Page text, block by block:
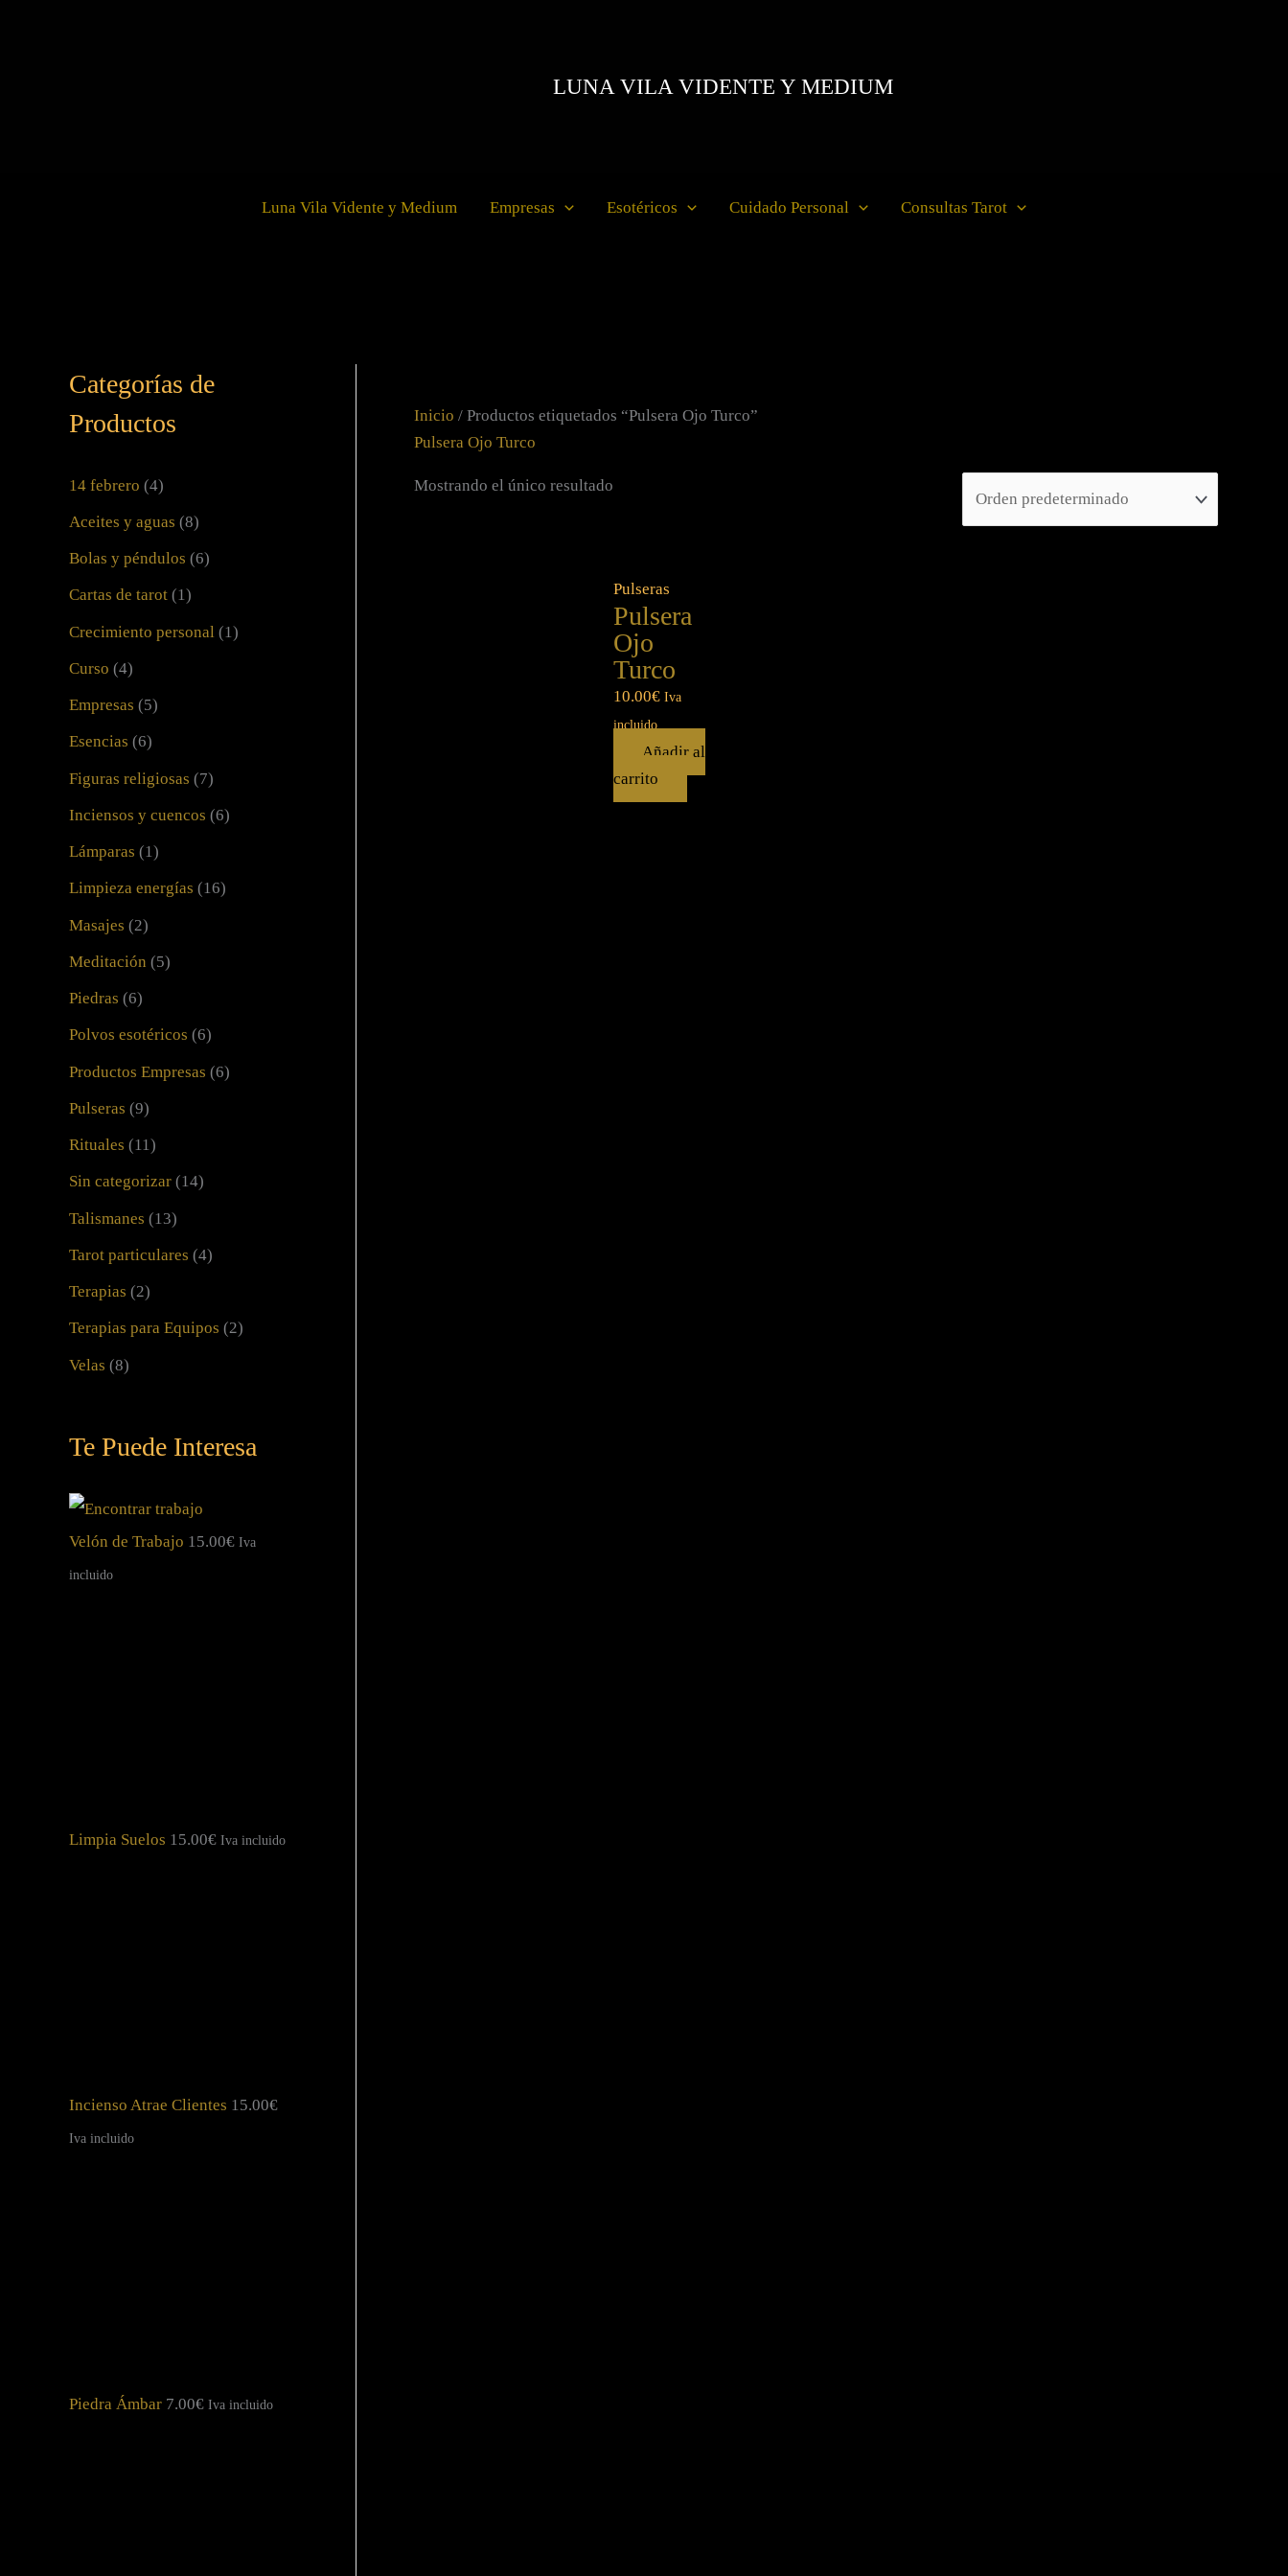
LUNA VILA VIDENTE Y MEDIUM
Luna Vila Vidente y Medium Empresas Esotéricos Cuidado Personal Consultas Tarot
Categorías de
Productos
14 febrero (4)
Aceites y aguas (8)
Bolas y péndulos (6)
Cartas de tarot (1)
Crecimiento personal (1)
Curso (4)
Empresas (5)
Esencias (6)
Figuras religiosas (7)
Inciensos y cuencos (6)
Lámparas (1)
Limpieza energías (16)
Masajes (2)
Meditación (5)
Piedras (6)
Polvos esotéricos (6)
Productos Empresas (6)
Pulseras (9)
Rituales (11)
Sin categorizar (14)
Talismanes (13)
Tarot particulares (4)
Terapias (2)
Terapias para Equipos (2)
Velas (8)
Te Puede Interesa
Velón de Trabajo 15.00€ Iva
incluido
Limpia Suelos 15.00€ Iva incluido
Incienso Atrae Clientes 15.00€
Iva incluido
Piedra Ámbar 7.00€ Iva incluido
Inicio / Productos etiquetados “Pulsera Ojo Turco”
Pulsera Ojo Turco
Mostrando el único resultado
Pulseras
Pulsera
Ojo
Turco
10.00€ Iva
incluido
Añadir al
carrito